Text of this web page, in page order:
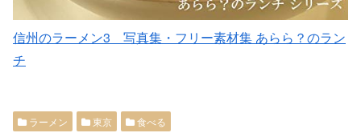
信州のラーメン3 写真集・フリー素材集 あらら？のラン
チ
ラーメン 東京 食べる